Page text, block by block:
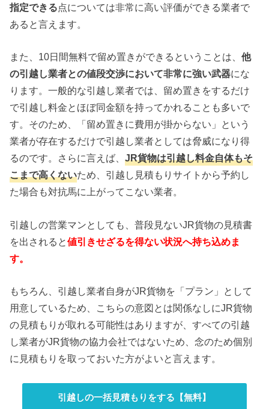
指定できる点については非常に高い評価ができる業者で
あると言えます。
また、10日間無料で留め置きができるということは、他
の引越し業者との値段交渉において非常に強い武器にな
ります。一般的な引越し業者では、留め置きをするだけ
で引越し料金とほぼ同金額を持ってかれることも多いで
す。そのため、「留め置きに費用が掛からない」という
業者が存在するだけで引越し業者としては脅威になり得
るのです。さらに言えば、JR貨物は引越し料金自体もそ
こまで高くないため、引越し見積もりサイトから予約し
た場合も対抗馬に上がってこない業者。
引越しの営業マンとしても、普段見ないJR貨物の見積書
を出されると値引きせざるを得ない状況へ持ち込めま
す。
もちろん、引越し業者自身がJR貨物を「プラン」として
用意しているため、こちらの意図とは関係なしにJR貨物
の見積もりが取れる可能性はありますが、すべての引越
し業者がJR貨物の協力会社ではないため、念のため個別
に見積もりを取っておいた方がよいと言えます。
引越しの一括見積もりをする【無料】